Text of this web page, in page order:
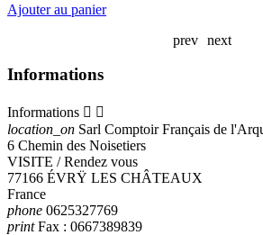
Ajouter au panier
prev
next
Informations
Informations  
location_on Sarl Comptoir Français de
6 Chemin des Noisetiers
VISITE / Rendez vous
77166 ÉVRŸ LES CHÂTEAUX
France
phone 0625327769
printFax : 0667389839